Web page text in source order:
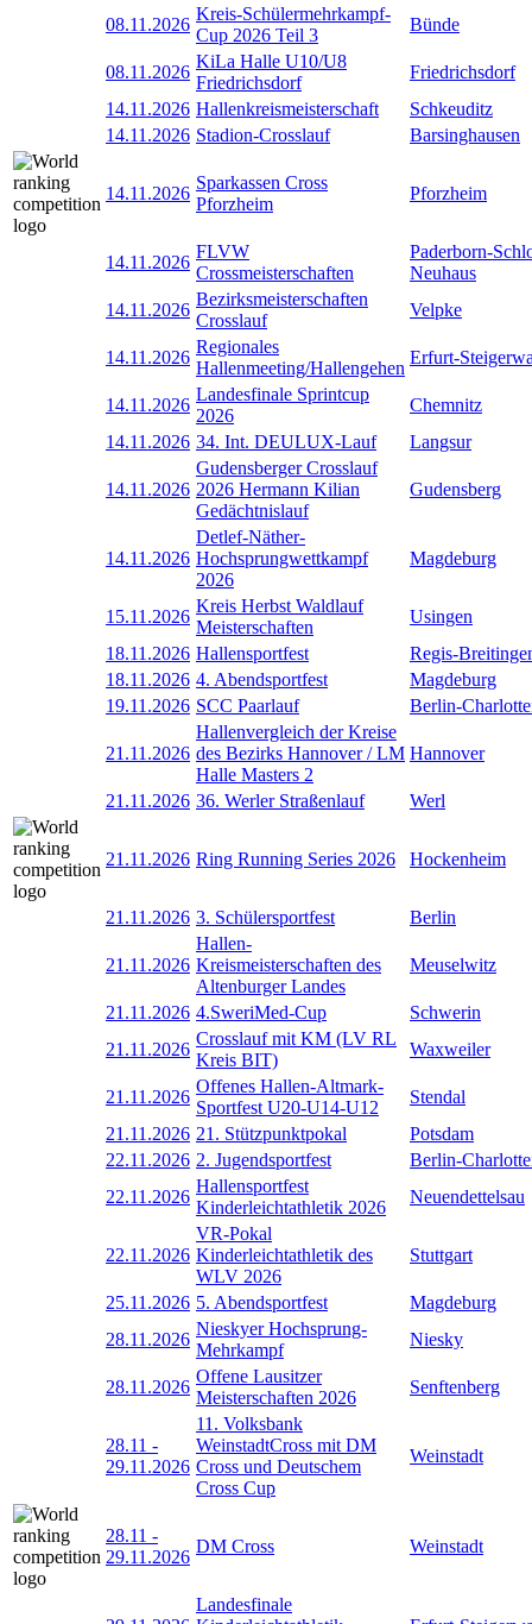
08.11.2026
Kreis-Schülermehrkampf-
Cup 2026 Teil 3
Bünde
08.11.2026
KiLa Halle U10/U8
Friedrichsdorf
Friedrichsdorf
14.11.2026 Hallenkreismeisterschaft
Schkeuditz
14.11.2026 Stadion-Crosslauf Barsinghausen
14.11.2026
Sparkassen Cross
Pforzheim
Pforzheim
14.11.2026
FLVW
Crossmeisterschaften
Paderborn-
Neuhaus
14.11.2026
Bezirksmeisterschaften
Crosslauf
Velpke
14.11.2026
Regionales
Hallenmeeting/Hallengehen
Erfurt-
14.11.2026
Landesfinale Sprintcup
2026
Chemnitz
14.11.2026 34. Int. DEULUX-Lauf Langsur
14.11.2026
Gudensberger Crosslauf
2026 Hermann Kilian
Gedächtnislauf
Gudensberg
14.11.2026
Detlef-Näther-
Hochsprungwettkampf
2026
Magdeburg
15.11.2026
Kreis Herbst Waldlauf
Meisterschaften
Usingen
18.11.2026 Hallensportfest
Regis-
18.11.2026 4. Abendsportfest
Magdeburg
19.11.2026 SCC Paarlauf Berlin-
21.11.2026
Hallenvergleich der Kreise
des Bezirks Hannover / LM
Halle Masters 2
Hannover
21.11.2026 36. Werler Straßenlauf Werl
21.11.2026 Ring Running Series 2026 Hockenheim
21.11.2026 3. Schülersportfest Berlin
21.11.2026
Hallen-
Kreismeisterschaften des
Altenburger Landes
Meuselwitz
21.11.2026 4.SweriMed-Cup
Schwerin
21.11.2026
Crosslauf mit KM (LV RL
Kreis BIT)
Waxweiler
21.11.2026
Offenes Hallen-Altmark-
Sportfest U20-U14-U12
Stendal
21.11.2026 21. Stützpunktpokal
Potsdam
22.11.2026 2. Jugendsportfest
Berlin-
22.11.2026
Hallensportfest
Kinderleichtathletik 2026
Neuendettelsau
22.11.2026
VR-Pokal
Kinderleichtathletik des
WLV 2026
Stuttgart
25.11.2026 5. Abendsportfest
Magdeburg
28.11.2026
Nieskyer Hochsprung-
Mehrkampf
Niesky
28.11.2026
Offene Lausitzer
Meisterschaften 2026
Senftenberg
28.11 -
29.11.2026
11. Volksbank
WeinstadtCross mit DM
Cross und Deutschem
Cross Cup
Weinstadt
28.11 -
29.11.2026
DM Cross Weinstadt
Landesfinale